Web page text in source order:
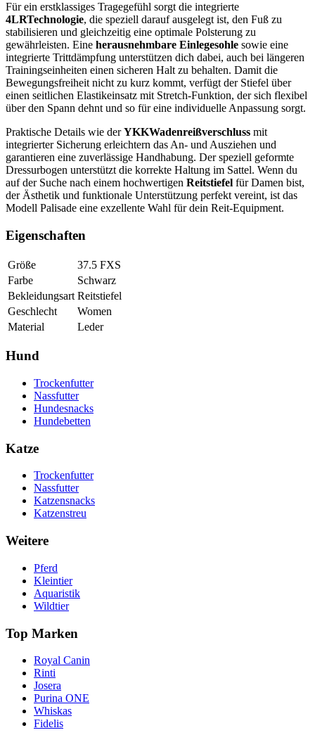
Für ein erstklassiges Tragegefühl sorgt die integrierte
4LRTechnologie, die speziell darauf ausgelegt ist, den Fuß zu
stabilisieren und gleichzeitig eine optimale Polsterung zu
gewährleisten. Eine herausnehmbare Einlegesohle sowie eine
integrierte Trittdämpfung unterstützen dich dabei, auch bei längeren
Trainingseinheiten einen sicheren Halt zu behalten. Damit die
Bewegungsfreiheit nicht zu kurz kommt, verfügt der Stiefel über
einen seitlichen Elastikeinsatz mit Stretch-Funktion, der sich flexibel
über den Spann dehnt und so für eine individuelle Anpassung sorgt.
Praktische Details wie derYKKWadenreißverschluss mit
integrierter Sicherung erleichtern das An- und Ausziehen und
garantieren eine zuverlässige Handhabung. Der speziell geformte
Dressurbogen unterstützt die korrekte Haltung im Sattel. Wenn du
auf der Suche nach einem hochwertigen Reitstiefel für Damen bist,
der Ästhetik und funktionale Unterstützung perfekt vereint, ist das
Modell Palisade eine exzellente Wahl für dein Reit-Equipment.
Eigenschaften
Größe
37.5 FXS
Farbe
Schwarz
Bekleidungsart Reitstiefel
Geschlecht
Women
Material
Leder
Hund
Trockenfutter
Nassfutter
Hundesnacks
Hundebetten
Katze
Trockenfutter
Nassfutter
Katzensnacks
Katzenstreu
Weitere
Pferd
Kleintier
Aquaristik
Wildtier
Top Marken
Royal Canin
Rinti
Josera
Purina ONE
Whiskas
Fidelis